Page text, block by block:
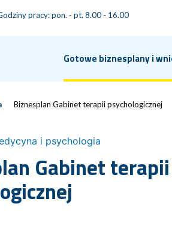
pracy: pon. - pt. 8.00 - 16.00
Gotowe biznesplany i
Biznesplan Gabinet terapii psychologicznej
i psychologia
Gabinet terapii